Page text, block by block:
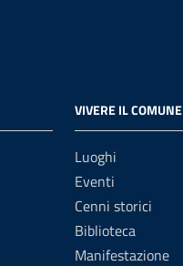
VIVERE IL COMUNE
Luoghi
Eventi
Cenni storici
Biblioteca
Manifestazione